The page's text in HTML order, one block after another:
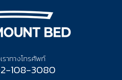
าทางโทรศัพท์
108-3080